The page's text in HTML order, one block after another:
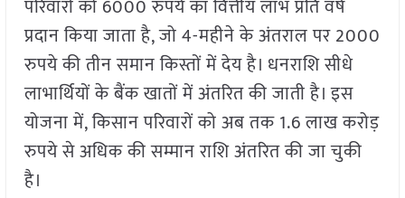
परिवारों को 6000 रुपये का वित्तीय लाभ प्रति वर्ष
प्रदान किया जाता है, जो 4-महीने के अंतराल पर 2000
रुपये की तीन समान किस्तों में देय है। धनराशि सीधे
लाभार्थियों के बैंक खातों में अंतरित की जाती है। इस
योजना में, किसान परिवारों को अब तक 1.6 लाख करोड़
रुपये से अधिक की सम्मान राशि अंतरित की जा चुकी
है।